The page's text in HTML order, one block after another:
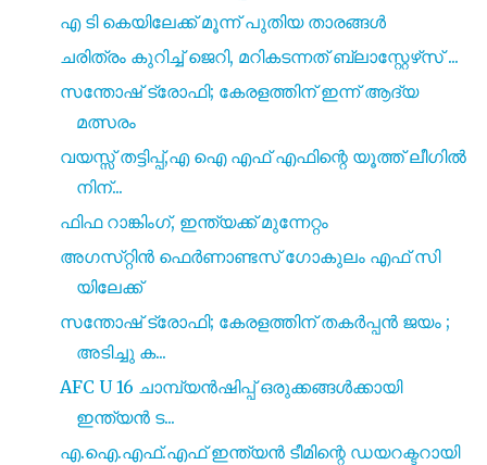
എ ടി കെയിലേക്ക് മൂന്ന് പുതിയ താരങ്ങൾ
ചരിത്രം കുറിച്ച് ജെറി, മറികടന്നത് ബ്ലാസ്റ്റേഴ്‌സ് ...
സന്തോഷ് ട്രോഫി; കേരളത്തിന് ഇന്ന് ആദ്യ
മത്സരം
വയസ്സ് തട്ടിപ്പ്,എ ഐ എഫ് എഫിന്റെ യൂത്ത് ലീഗിൽ
നിന്...
ഫിഫ റാങ്കിംഗ്, ഇന്ത്യക്ക് മുന്നേറ്റം
അഗസ്‌റ്റിൻ ഫെർണാണ്ടസ് ഗോകുലം എഫ് സി
യിലേക്ക്
സന്തോഷ് ട്രോഫി; കേരളത്തിന് തകർപ്പൻ ജയം ;
അടിച്ചു ക...
AFC U 16 ചാമ്പ്യൻഷിപ്പ് ഒരുക്കങ്ങൾക്കായി
ഇന്ത്യൻ ട...
എ.ഐ.എഫ്.എഫ് ഇന്ത്യൻ ടീമിന്റെ ഡയറക്ടറായി